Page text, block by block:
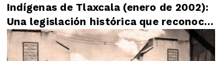
Indígenas de Tlaxcala (enero de 2002):
Una legislación histórica que reconoció
y p...